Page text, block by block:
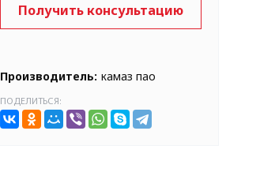
Получить консультацию
Производитель: камаз пао
ПОДЕЛИТЬСЯ: